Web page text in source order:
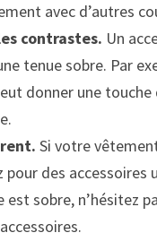
avec d’autres
contrastes. Un
tenue sobre. Par
donner une touche
Si votre
des accessoires
sobre, n’hésitez